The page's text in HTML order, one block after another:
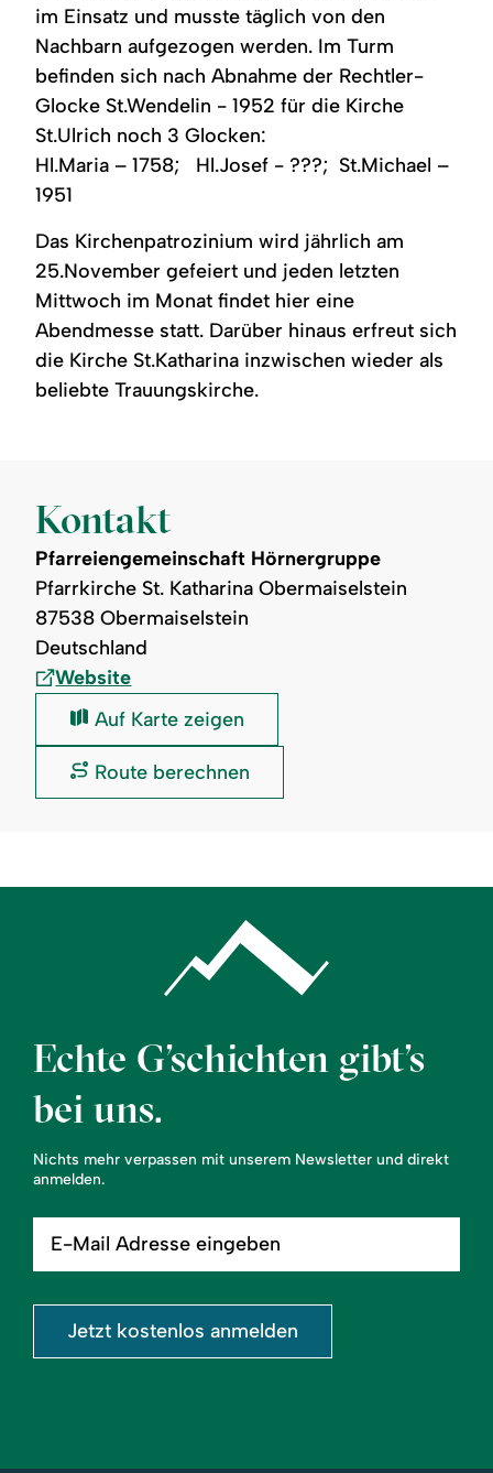
im Einsatz und musste täglich von den
Nachbarn aufgezogen werden. Im Turm
befinden sich nach Abnahme der Rechtler-
Glocke St.Wendelin - 1952 für die Kirche
St.Ulrich noch 3 Glocken:
Hl.Maria – 1758; Hl.Josef - ???; St.Michael –
1951
Das Kirchenpatrozinium wird jährlich am
25.November gefeiert und jeden letzten
Mittwoch im Monat findet hier eine
Abendmesse statt. Darüber hinaus erfreut sich
die Kirche St.Katharina inzwischen wieder als
beliebte Trauungskirche.
Kontakt
Pfarreiengemeinschaft Hörnergruppe
Pfarrkirche St. Katharina Obermaiselstein
87538 Obermaiselstein
Deutschland
Website
Pfarreiengemeinschaft
Hörnergruppe:
Auf Karte zeigen
Pfarreiengemeinschaft
Route berechnen
Echte G’schichten gibt’s
bei uns.
Nichts mehr verpassen mit unserem Newsletter und direkt
anmelden.
Mail
eingeben
Jetzt kostenlos anmelden